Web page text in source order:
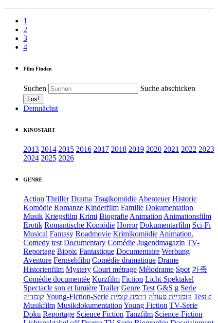
1
2
3
4
Film Finden
Suchen Suche abschicken
Demnächst
KINOSTART
2013 2014 2015 2016 2017 2018 2019 2020 2021 2022 2023
2024 2025 2026
GENRE
Action Thriller Drama Tragikomödie Abenteuer Historie
Komödie Romanze Kinderfilm Familie Dokumentation
Musik Kriegsfilm Krimi Biografie Animation Animationsfilm
Erotik Romantische Komödie Horror Dokumentarfilm Sci-Fi
Musical Fantasy Roadmovie Krimikomödie Animation.
Comedy test Documentary Comédie Jugendmagazin TV-
Reportage Biopic Fantastique Documentaire Werbung
Aventure Fernsehfilm Comédie dramatique Drame
Historienfilm Mystery Court métrage Mélodrame Spot 가족
Comédie documentée Kurzfilm Fiction Licht-Spektakel
Spectacle son et lumière Trailer Genre Test G&S g Serie
קומדיה Young-Fiction-Serie קומדיית פעולה דרמה קומית
Test c
Musikfilm Musikdokumentation Young Fiction TV-Serie
Doku Reportage Science Fiction Tanzfilm Science-Fiction